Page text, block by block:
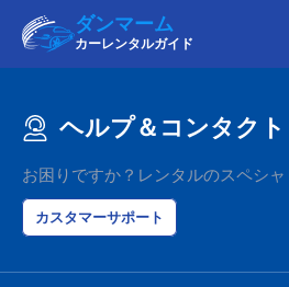
ダンマーム
カーレンタルガイド
ヘルプ＆コンタクト
お困りですか？レンタルのスペシャ
カスタマーサポート